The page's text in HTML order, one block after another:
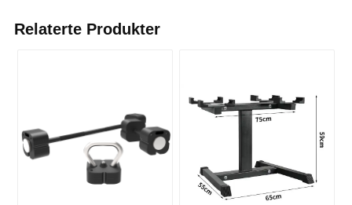
Relaterte Produkter